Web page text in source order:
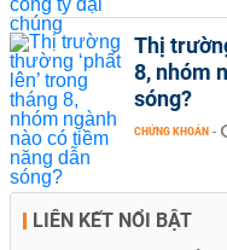
Thị
8, nhóm
sóng?
CHỨNG KHOÁN -
LIÊN KẾT NỔI BẬT